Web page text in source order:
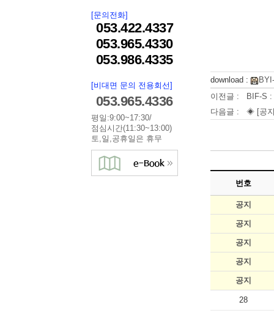
[문의전화]
053.422.4337
053.965.4330
053.986.4335
[비대면 문의 전용회선]
053.965.4336
평일:9:00~17:30/
점심시간(11:30~13:00)
토,일,공휴일은 휴무
download :
이전글 :
BIF-S
다음글 : ◈ [공
번호
공지
공지
공지
공지
공지
28